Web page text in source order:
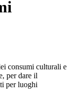
consumi culturali e
per dare il
per luoghi